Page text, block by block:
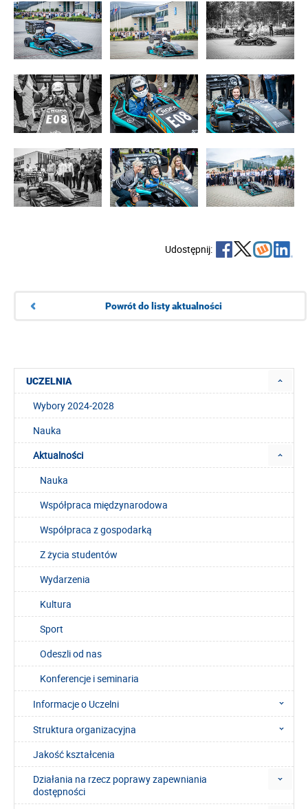
Udostępnij:
Powrót do listy aktualności
UCZELNIA
Wybory 2024-2028
Nauka
Aktualności
Nauka
Współpraca międzynarodowa
Współpraca z gospodarką
Z życia studentów
Wydarzenia
Kultura
Sport
Odeszli od nas
Konferencje i seminaria
Informacje o Uczelni
Struktura organizacyjna
Jakość kształcenia
Działania na rzecz poprawy zapewniania
dostępności